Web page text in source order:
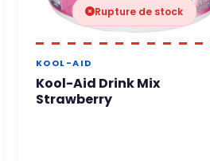
Rupture de stock
KOOL-AID
Kool-Aid Drink Mix
Strawberry